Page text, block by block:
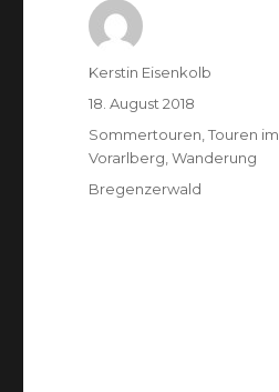
Autor
Kerstin Eisenkolb
Veröffentlicht
am
18. August 2018
Kategorien
Sommertouren,Touren im
Vorarlberg,Wanderung
Schlagwörter
Bregenzerwald